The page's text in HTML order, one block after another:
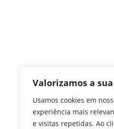
Valorizamos a
Usamos cookies em
experiência mais
e visitas repetidas. Ao